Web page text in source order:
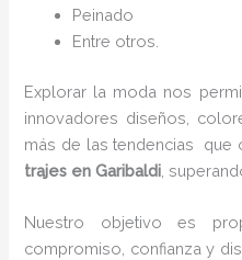
Peinado
Entre otros.
Explorar la moda nos
innovadores diseños,
más de las tendencias que
trajes en Garibaldi ,
Nuestro objetivo es
compromiso, confianza y